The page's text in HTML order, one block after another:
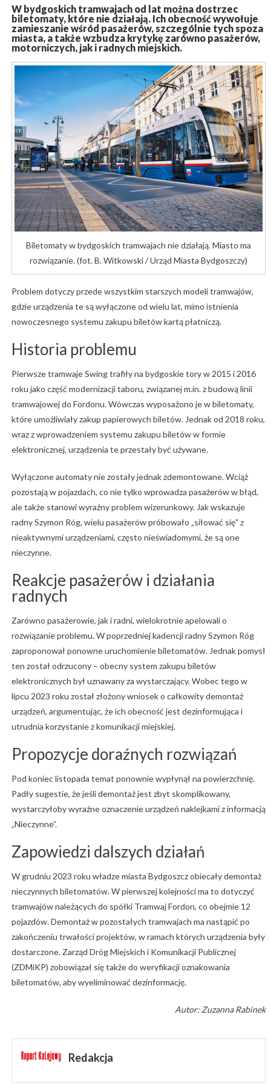
W bydgoskich tramwajach od lat można dostrzec
biletomaty, które nie działają. Ich obecność wywołuje
zamieszanie wśród pasażerów, szczególnie tych spoza
miasta, a także wzbudza krytykę zarówno pasażerów,
motorniczych, jak i radnych miejskich.
Biletomaty w bydgoskich tramwajach nie działają. Miasto ma
rozwiązanie. (fot. B. Witkowski / Urząd Miasta Bydgoszczy)
Problem dotyczy przede wszystkim starszych modeli tramwajów,
gdzie urządzenia te są wyłączone od wielu lat, mimo istnienia
nowoczesnego systemu zakupu biletów kartą płatniczą.
Historia problemu
Pierwsze tramwaje Swing trafiły na bydgoskie tory w 2015 i 2016
roku jako część modernizacji taboru, związanej m.in. z budową linii
tramwajowej do Fordonu. Wówczas wyposażono je w biletomaty,
które umożliwiały zakup papierowych biletów. Jednak od 2018 roku,
wraz z wprowadzeniem systemu zakupu biletów w formie
elektronicznej, urządzenia te przestały być używane.
Wyłączone automaty nie zostały jednak zdemontowane. Wciąż
pozostają w pojazdach, co nie tylko wprowadza pasażerów w błąd,
ale także stanowi wyraźny problem wizerunkowy. Jak wskazuje
radny Szymon Róg, wielu pasażerów próbowało „siłować się” z
nieaktywnymi urządzeniami, często nieświadomymi, że są one
nieczynne.
Reakcje pasażerów i działania
radnych
Zarówno pasażerowie, jak i radni, wielokrotnie apelowali o
rozwiązanie problemu. W poprzedniej kadencji radny Szymon Róg
zaproponował ponowne uruchomienie biletomatów. Jednak pomysł
ten został odrzucony – obecny system zakupu biletów
elektronicznych był uznawany za wystarczający. Wobec tego w
lipcu 2023 roku został złożony wniosek o całkowity demontaż
urządzeń, argumentując, że ich obecność jest dezinformująca i
utrudnia korzystanie z komunikacji miejskiej.
Propozycje doraźnych rozwiązań
Pod koniec listopada temat ponownie wypłynął na powierzchnię.
Padły sugestie, że jeśli demontaż jest zbyt skomplikowany,
wystarczyłoby wyraźne oznaczenie urządzeń naklejkami z informacją
„Nieczynne”.
Zapowiedzi dalszych działań
W grudniu 2023 roku władze miasta Bydgoszcz obiecały demontaż
nieczynnych biletomatów. W pierwszej kolejności ma to dotyczyć
tramwajów należących do spółki Tramwaj Fordon, co obejmie 12
pojazdów. Demontaż w pozostałych tramwajach ma nastąpić po
zakończeniu trwałości projektów, w ramach których urządzenia były
dostarczone. Zarząd Dróg Miejskich i Komunikacji Publicznej
(ZDMiKP) zobowiązał się także do weryfikacji oznakowania
biletomatów, aby wyeliminować dezinformację.
Autor: Zuzanna Rabinek
Redakcja